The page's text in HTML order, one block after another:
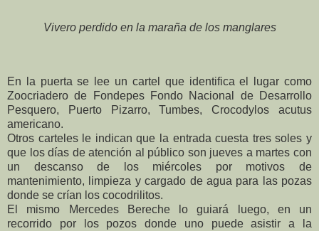
Vivero perdido en la maraña de los manglares
En la puerta se lee un cartel que identifica el lugar como
Zoocriadero de Fondepes Fondo Nacional de Desarrollo
Pesquero, Puerto Pizarro, Tumbes, Crocodylos acutus
americano.
Otros carteles le indican que la entrada cuesta tres soles y
que los días de atención al público son jueves a martes con
un descanso de los miércoles por motivos de
mantenimiento, limpieza y cargado de agua para las pozas
donde se crían los cocodrilitos.
El mismo Mercedes Bereche lo guiará luego, en un
recorrido por los pozos donde uno puede asistir a la